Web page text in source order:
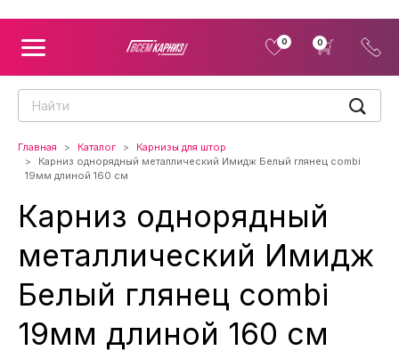
0 0
Главная Каталог
Карнизы для штор
Карниз однорядный металлический Имидж Белый глянец combi
19мм длиной 160 см
Карниз однорядный
металлический Имидж
Белый глянец combi
19мм длиной 160 см